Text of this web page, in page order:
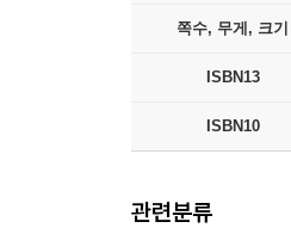
쪽수, 무게, 크기
ISBN13
ISBN10
관련분류